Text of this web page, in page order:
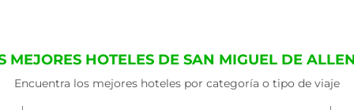
MEJORES HOTELES DE SAN MIGUEL DE
Encuentra los mejores hoteles por categoría o tipo de viaje